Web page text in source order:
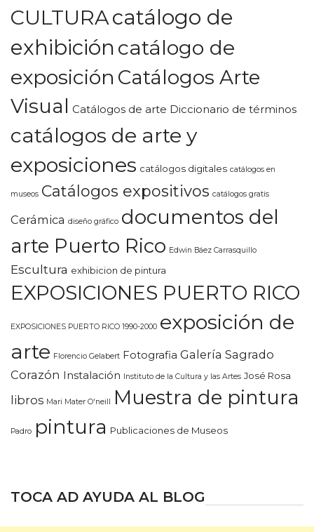
CULTURAcatálogo de
exhibición catálogo de
exposición Catálogos Arte
Visual Catálogos de arte Diccionario de términos
catálogos de arte y
exposiciones catálogos digitales catálogos en
museos Catálogos expositivos catálogos gratis
Cerámica diseño gráfico documentos del
arte Puerto Rico Edwin Báez Carrasquillo
Escultura exhibicion de pintura
EXPOSICIONES PUERTO RICO
EXPOSICIONES PUERTO RICO 1990-2000 exposición de
arte Florencio Gelabert Fotografia Galería Sagrado
Corazón Instalación Instituto de la Cultura y las Artes José Rosa
libros Mari Mater O'neill Muestra de pintura
Padro pintura Publicaciones de Museos
TOCA AD AYUDA AL BLOG